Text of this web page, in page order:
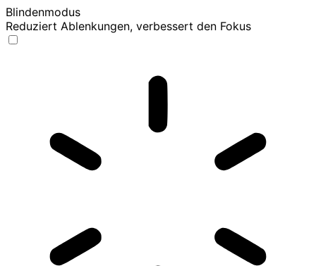
Blindenmodus
Reduziert Ablenkungen, verbessert den Fokus